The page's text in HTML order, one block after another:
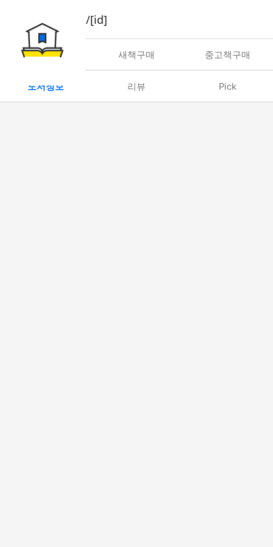
book/rent/[id]
대여 새책구매 중고책구매
도서정보 리뷰 Pick